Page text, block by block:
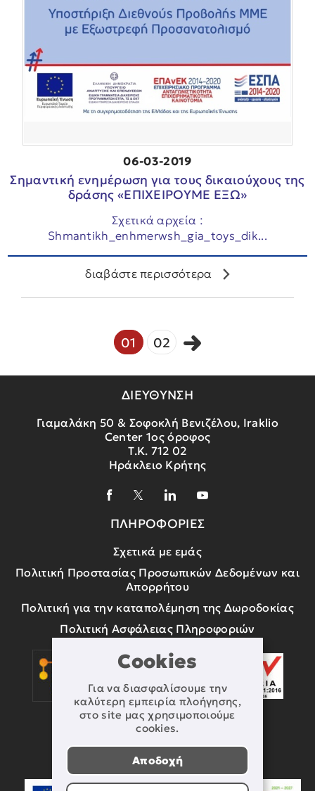
Cookies
Για να διασφαλίσουμε την
καλύτερη εμπειρία πλοήγησης,
στο site μας χρησιμοποιούμε
cookies.
Αποδοχή
06-03-2019
Σημαντική ενημέρωση για τους δικαιούχους της
δράσης «ΕΠΙΧΕΙΡΟΥΜΕ ΕΞΩ»
Σχετικά αρχεία :
Shmantikh_enhmerwsh_gia_toys_dik...
διαβάστε περισσότερα
01 02
ΔΙΕΥΘΥΝΣΗ
Γιαμαλάκη 50 & Σοφοκλή Βενιζέλου, Iraklio
Center 1ος όροφος
Τ.Κ. 712 02
Ηράκλειο Κρήτης
ΠΛΗΡΟΦΟΡΙΕΣ
Σχετικά με εμάς
Πολιτική Προστασίας Προσωπικών Δεδομένων και
Απορρήτου
Πολιτική για την καταπολέμηση της Δωροδοκίας
Πολιτική Ασφάλειας Πληροφοριών